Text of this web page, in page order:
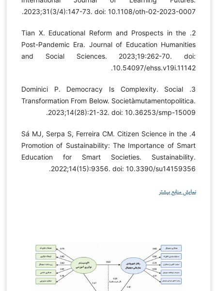
2023;31(3/4):147-73. doi: 10.1108/oth-02-2023-0007.
2. Tian X. Educational Reform and Prospects in the
Post-Pandemic Era. Journal of Education Humanities
and Social Sciences. 2023;19:262-70. doi:
10.54097/ehss.v19i.11142.
3. Dominici P. Democracy Is Complexity. Social
Transformation From Below. Societàmutamentopolitica.
2023;14(28):21-32. doi: 10.36253/smp-15009.
4. Sá MJ, Serpa S, Ferreira CM. Citizen Science in the
Promotion of Sustainability: The Importance of Smart
Education for Smart Societies. Sustainability.
2022;14(15):9356. doi: 10.3390/su14159356.
نمایش منابع بیشتر